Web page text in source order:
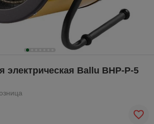
электрическая Ballu BHP-P-5